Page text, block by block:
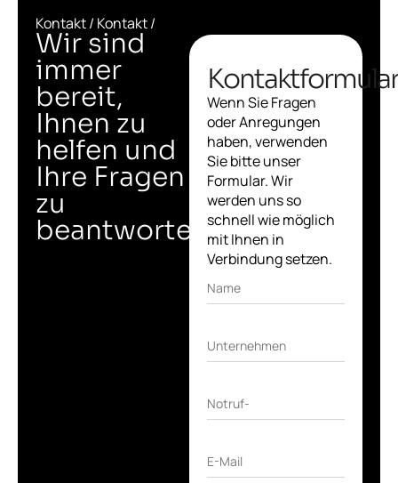
Kontakt / Kontakt /
Wir sind
immer
bereit,
Ihnen zu
helfen und
Ihre Fragen
zu
beantworten.
Wenn Sie Fragen
oder Anregungen
haben, verwenden
Sie bitte unser
Formular. Wir
werden uns so
schnell wie möglich
mit Ihnen in
Verbindung setzen.
Name
Unternehmen
Notruf-
E-Mail